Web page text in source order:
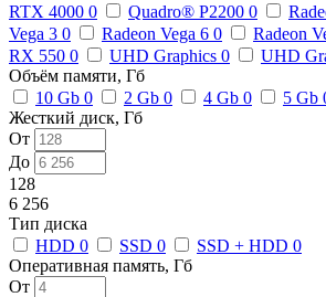
RTX 4000 0 Quadro® P2200 0
Vega 3 0 Radeon Vega 6 0 Radeon
RX 550 0 UHD Graphics 0 UHD
Объём памяти, Гб
10 Gb 0 2 Gb 0 4 Gb 0 5 Gb
Жесткий диск, Гб
От
До
128
6 256
Тип диска
HDD 0 SSD 0 SSD + HDD 0
Оперативная память, Гб
От